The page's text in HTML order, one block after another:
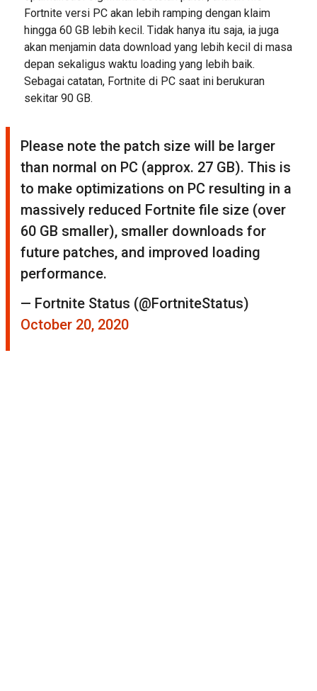
Fortnite versi PC akan lebih ramping dengan klaim
hingga 60 GB lebih kecil. Tidak hanya itu saja, ia juga
akan menjamin data download yang lebih kecil di masa
depan sekaligus waktu loading yang lebih baik.
Sebagai catatan, Fortnite di PC saat ini berukuran
sekitar 90 GB.
Please note the patch size will be larger
than normal on PC (approx. 27 GB). This is
to make optimizations on PC resulting in a
massively reduced Fortnite file size (over
60 GB smaller), smaller downloads for
future patches, and improved loading
performance.
— Fortnite Status (@FortniteStatus)
October 20, 2020